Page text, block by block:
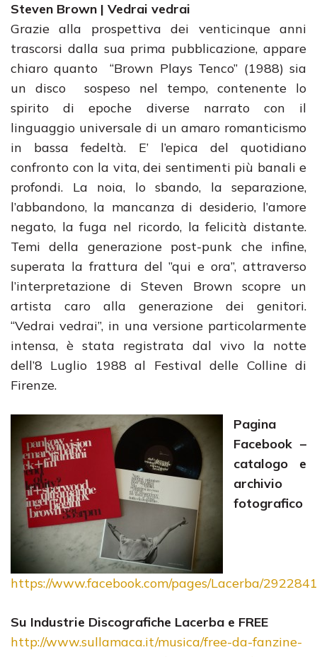
Steven Brown | Vedrai vedrai
Grazie alla prospettiva dei venticinque anni
trascorsi dalla sua prima pubblicazione, appare
chiaro quanto “Brown Plays Tenco” (1988) sia
un disco sospeso nel tempo, contenente lo
spirito di epoche diverse narrato con il
linguaggio universale di un amaro romanticismo
in bassa fedeltà. E’ l’epica del quotidiano
confronto con la vita, dei sentimenti più banali e
profondi. La noia, lo sbando, la separazione,
l’abbandono, la mancanza di desiderio, l’amore
negato, la fuga nel ricordo, la felicità distante.
Temi della generazione post-punk che infine,
superata la frattura del ”qui e ora”, attraverso
l’interpretazione di Steven Brown scopre un
artista caro alla generazione dei genitori.
“Vedrai vedrai”, in una versione particolarmente
intensa, è stata registrata dal vivo la notte
dell’8 Luglio 1988 al Festival delle Colline di
Firenze.
Pagina
Facebook –
catalogo e
archivio
fotografico
https://www.facebook.com/pages/Lacerba/
Su Industrie Discografiche Lacerba e FREE
http://www.sullamaca.it/musica/free-da-fanzine-